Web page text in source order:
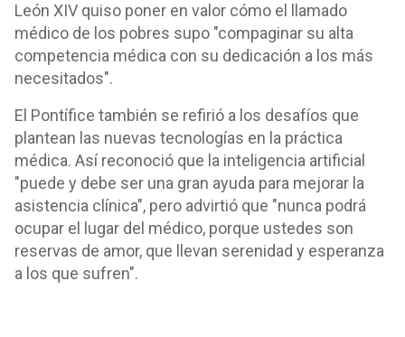
León XIV quiso poner en valor cómo el llamado
médico de los pobres supo "compaginar su alta
competencia médica con su dedicación a los más
necesitados".
El Pontífice también se refirió a los desafíos que
plantean las nuevas tecnologías en la práctica
médica. Así reconoció que la inteligencia artificial
"puede y debe ser una gran ayuda para mejorar la
asistencia clínica", pero advirtió que "nunca podrá
ocupar el lugar del médico, porque ustedes son
reservas de amor, que llevan serenidad y esperanza
a los que sufren".